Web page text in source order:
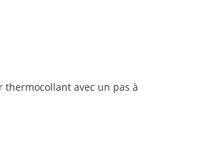
avec un pas à